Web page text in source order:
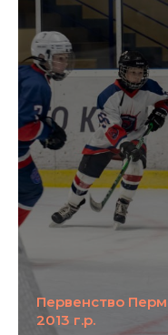
Первенство
2013 г.р.